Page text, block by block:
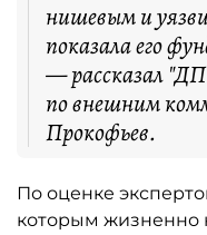
нишевым и
показала его
— рассказал
по внешним
Прокофьев.
По оценке
которым жизненно